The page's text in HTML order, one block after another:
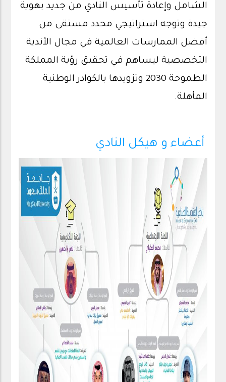
الشامل وإعادة تأسيس النادي من جديد بهوية
جيدة وتوجه استراتيجي محدد مستقى من
أفضل الممارسات العالمية في مجال الأندية
التخصصية ليساهم في تحقيق رؤية المملكة
الطموحة 2030 وتزويدها بالكوادر الوطنية
المأهلة.
أعضاء و هيكل النادي